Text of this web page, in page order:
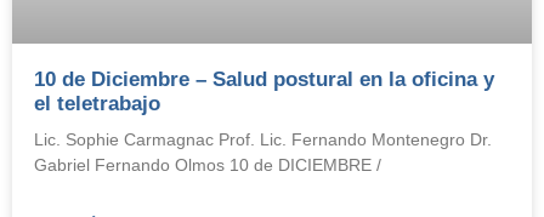
10 de Diciembre – Salud postural en la oficina y
el teletrabajo
Lic. Sophie Carmagnac Prof. Lic. Fernando Montenegro Dr.
Gabriel Fernando Olmos 10 de DICIEMBRE /